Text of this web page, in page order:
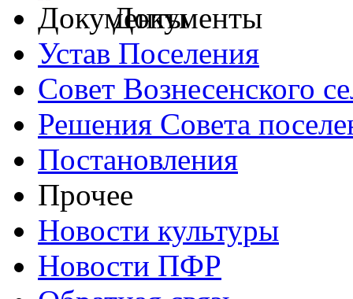
Документы
Устав Поселения
Совет Вознесенского
Решения Совета
Постановления
Прочее
Новости культуры
Новости ПФР